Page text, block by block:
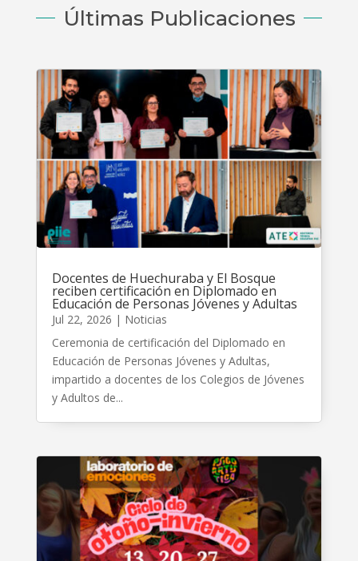
Últimas Publicaciones
Docentes de Huechuraba y El Bosque
reciben certificación en Diplomado en
Educación de Personas Jóvenes y Adultas
Jul 22, 2026 | Noticias
Ceremonia de certificación del Diplomado en
Educación de Personas Jóvenes y Adultas,
impartido a docentes de los Colegios de Jóvenes
y Adultos de...